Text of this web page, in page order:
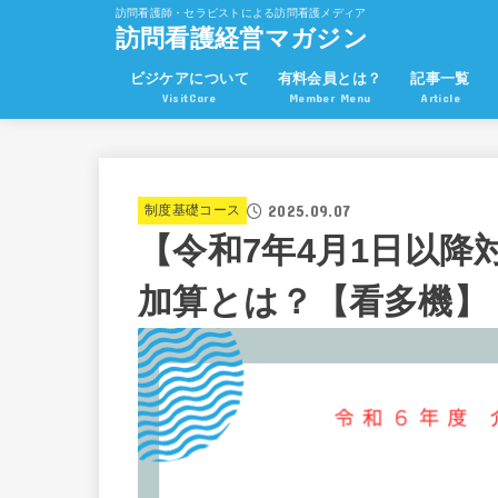
訪問看護師・セラピストによる訪問看護メディア
訪問看護経営マガジン
ビジケアについて
VisitCare
有料会員とは？
Member Menu
記事一覧
Article
制度基礎コース 2025.09.07
【令和7年4月1日以
加算とは？【看多機】